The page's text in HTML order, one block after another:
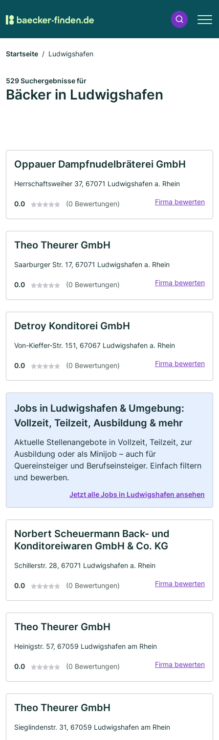
Startseite Ludwigshafen
529 Suchergebnisse für
Bäcker in Ludwigshafen
Oppauer Dampfnudelbräterei GmbH
Herrschaftsweiher 37, 67071 Ludwigshafen a. Rhein
0.0 (0 Bewertungen) Firma bewerten
Theo Theurer GmbH
Saarburger Str. 17, 67071 Ludwigshafen a. Rhein
0.0 (0 Bewertungen) Firma bewerten
Detroy Konditorei GmbH
Von-Kieffer-Str. 151, 67067 Ludwigshafen a. Rhein
0.0 (0 Bewertungen) Firma bewerten
Jobs in Ludwigshafen & Umgebung:
Vollzeit, Teilzeit, Ausbildung & mehr
Aktuelle Stellenangebote in Vollzeit, Teilzeit, zur
Ausbildung oder als Minijob – auch für
Quereinsteiger und Berufseinsteiger. Einfach filtern
und bewerben.
Jetzt alle Jobs in Ludwigshafen ansehen
Norbert Scheuermann Back- und
Konditoreiwaren GmbH & Co. KG
Schillerstr. 28, 67071 Ludwigshafen a. Rhein
0.0 (0 Bewertungen) Firma bewerten
Theo Theurer GmbH
Heinigstr. 57, 67059 Ludwigshafen am Rhein
0.0 (0 Bewertungen) Firma bewerten
Theo Theurer GmbH
Sieglindenstr. 31, 67059 Ludwigshafen am Rhein